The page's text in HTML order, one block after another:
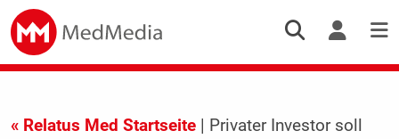
« Relatus Med Startseite| Privater Investor soll